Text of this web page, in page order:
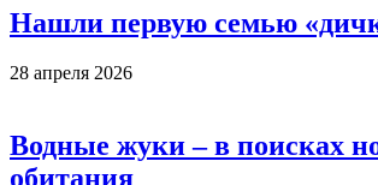
Нашли первую семью
28 апреля 2026
Водные жуки – в поисках
обитания